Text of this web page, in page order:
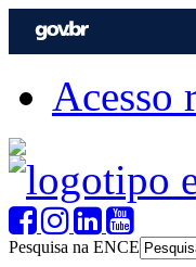
Acesso
Pesquisa na ENCE